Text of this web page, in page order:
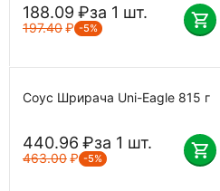
188.09 ₽за 1 шт.
197.40₽ -5%
Соус Шрирача Uni-Eagle 815 г
440.96 ₽за 1 шт.
463.00₽ -5%